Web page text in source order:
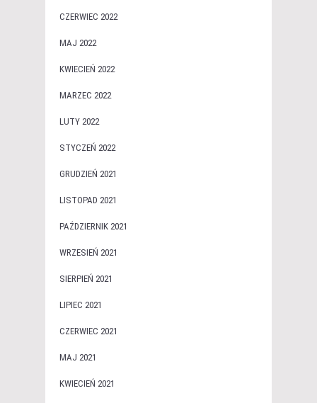
CZERWIEC 2022
MAJ 2022
KWIECIEŃ 2022
MARZEC 2022
LUTY 2022
STYCZEŃ 2022
GRUDZIEŃ 2021
LISTOPAD 2021
PAŹDZIERNIK 2021
WRZESIEŃ 2021
SIERPIEŃ 2021
LIPIEC 2021
CZERWIEC 2021
MAJ 2021
KWIECIEŃ 2021